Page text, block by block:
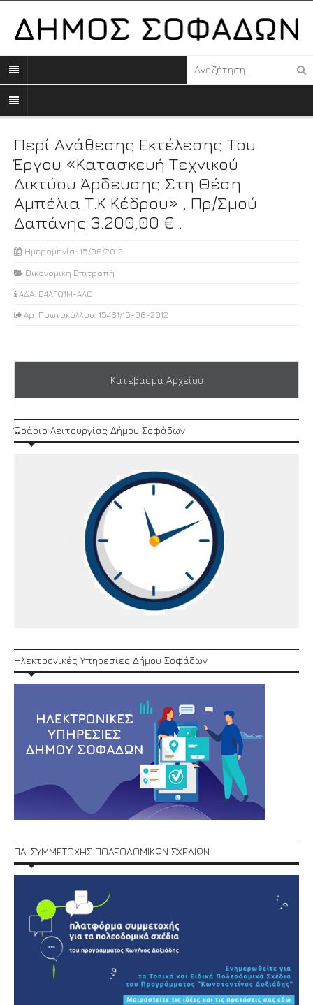
Περί Ανάθεσης Εκτέλεσης Του
Έργου «Κατασκευή Τεχνικού
Δικτύου Άρδευσης Στη Θέση
Αμπέλια Τ.Κ Κέδρου» , Πρ/σμού
Δαπάνης 3.200,00 € .
Ημερομηνία: 15/06/2012
Οικονομική Επιτροπή
ΑΔΑ: Β4ΛΓΩ1Μ-ΑΛΟ
Αρ. Πρωτοκόλλου: 15461/15-06-2012
Κατέβασμα Αρχείου
Ώράριο Λειτουργίας Δήμου Σοφάδων
Ηλεκτρονικές Υπηρεσίες Δήμου Σοφάδων
ΠΛ. ΣΥΜΜΕΤΟΧΗΣ ΠΟΛΕΟΔΟΜΙΚΩΝ ΣΧΕΔΙΩΝ